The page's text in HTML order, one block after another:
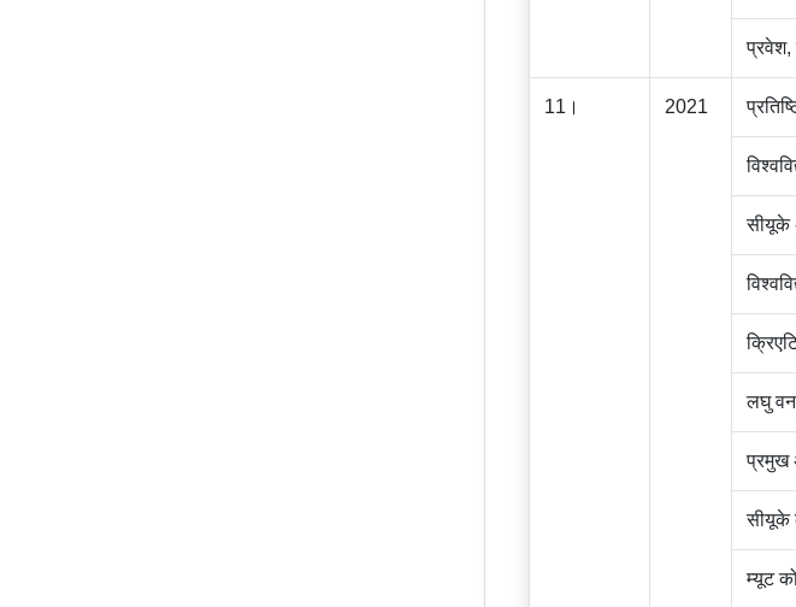
प्रवेश,
11। 2021
सीयूके
लघु वन
प्रमुख
सीयूके
म्यूट